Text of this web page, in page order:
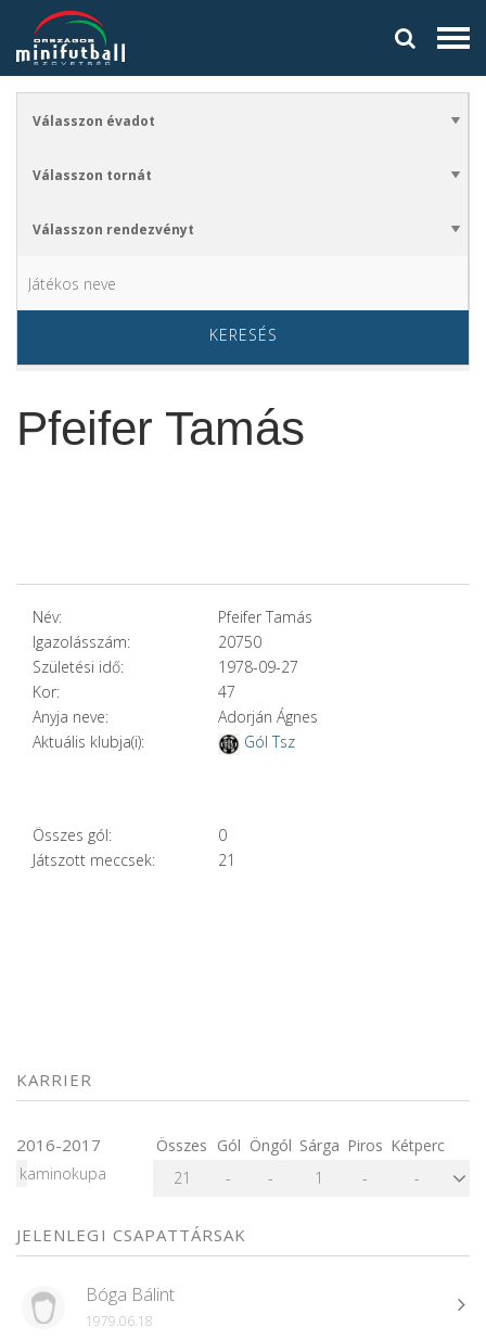
KERESÉS
Pfeifer Tamás
Név:
Pfeifer Tamás
Igazolásszám:
20750
Születési idő:
1978-09-27
Kor:
47
Anyja neve:
Adorján Ágnes
Aktuális klubja(i):
Gól Tsz
Összes gól:
0
Játszott meccsek:
21
KARRIER
2016-2017 Összes Gól Öngól Sárga Piros Kétperc
kaminokupa
21 - - 1 - -
JELENLEGI CSAPATTÁRSAK
Bóga Bálint
1979.06.18